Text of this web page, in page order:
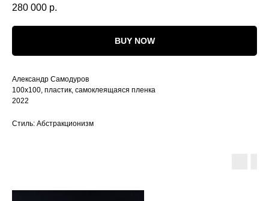
280 000 р.
BUY NOW
Александр Самодуров
100х100, пластик, самоклеящаяся пленка
2022
Стиль: Абстракционизм